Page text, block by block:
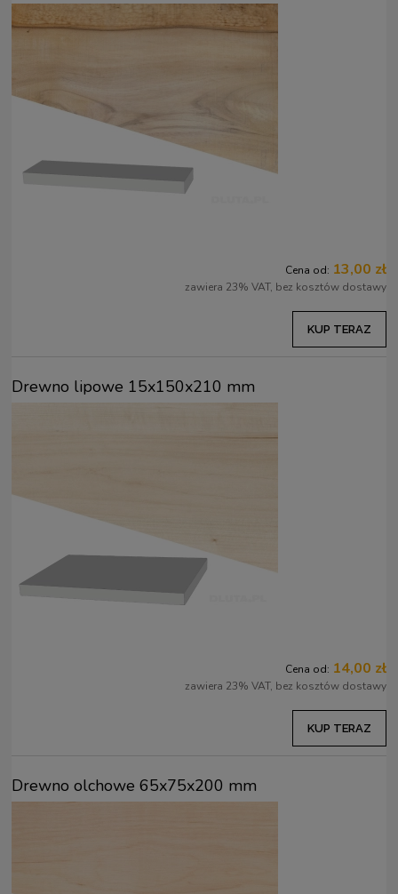
Cena od: 13,00 zł
zawiera 23% VAT, bez kosztów dostawy
KUP TERAZ
Drewno lipowe 15x150x210 mm
Cena od: 14,00 zł
zawiera 23% VAT, bez kosztów dostawy
KUP TERAZ
Drewno olchowe 65x75x200 mm